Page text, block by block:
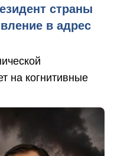
страны
в адрес
на когнитивные